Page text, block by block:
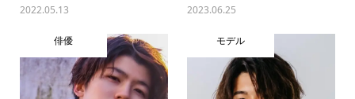
2022.05.13 2023.06.25
俳優 モデル